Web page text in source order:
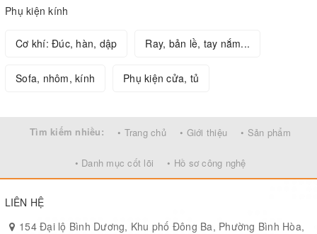
Phụ kiện kính
Cơ khí: Đúc, hàn, dập Ray, bản lề, tay nắm...
Sofa, nhôm, kính Phụ kiện cửa, tủ
Tìm kiếm nhiều: • Trang chủ • Giới thiệu • Sản phẩm
• Danh mục cốt lõi • Hồ sơ công nghệ
LIÊN HỆ
154 Đại lộ Bình Dương, Khu phố Đông Ba, Phường Bình Hòa,